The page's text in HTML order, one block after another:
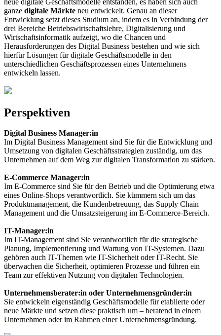
ganze digitale Märkte neu entwickelt. Genau an dieser
Entwicklung setzt dieses Studium an, indem es in Verbindung der
drei Bereiche Betriebswirtschaftslehre, Digitalisierung und
Wirtschaftsinformatik aufzeigt, wo die Chancen und
Herausforderungen des Digital Business bestehen und wie sich
hierfür Lösungen für digitale Geschäftsmodelle in den
unterschiedlichen Geschäftsprozessen eines Unternehmens
entwickeln lassen.
Perspektiven
Digital Business Manager:in
Im Digital Business Management sind Sie für die Entwicklung und
Umsetzung von digitalen Geschäftsstrategien zuständig, um das
Unternehmen auf dem Weg zur digitalen Transformation zu stärken.
E-Commerce Manager:in
Im E-Commerce sind Sie für den Betrieb und die Optimierung etwa
eines Online-Shops verantwortlich. Sie kümmern sich um das
Produktmanagement, die Kundenbetreuung, das Supply Chain
Management und die Umsatzsteigerung im E-Commerce-Bereich.
IT-Manager:in
Im IT-Management sind Sie verantwortlich für die strategische
Planung, Implementierung und Wartung von IT-Systemen. Dazu
gehören auch IT-Themen wie IT-Sicherheit oder IT-Recht. Sie
überwachen die Sicherheit, optimieren Prozesse und führen ein
Team zur effektiven Nutzung von digitalen Technologien.
Unternehmensberater:in oder Unternehmensgründer:in
Sie entwickeln eigenständig Geschäftsmodelle für etablierte oder
neue Märkte und setzen diese praktisch um – beratend in einem
Unternehmen oder im Rahmen einer Unternehmensgründung.